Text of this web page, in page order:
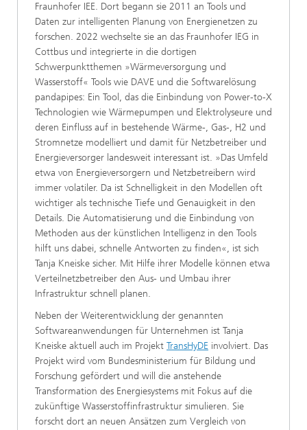
Fraunhofer IEE. Dort begann sie 2011 an Tools und
Daten zur intelligenten Planung von Energienetzen zu
forschen. 2022 wechselte sie an das Fraunhofer IEG in
Cottbus und integrierte in die dortigen
Schwerpunktthemen »Wärmeversorgung und
Wasserstoff« Tools wie DAVE und die Softwarelösung
pandapipes: Ein Tool, das die Einbindung von Power-to-X
Technologien wie Wärmepumpen und Elektrolyseure und
deren Einfluss auf in bestehende Wärme-, Gas-, H2 und
Stromnetze modelliert und damit für Netzbetreiber und
Energieversorger landesweit interessant ist. »Das Umfeld
etwa von Energieversorgern und Netzbetreibern wird
immer volatiler. Da ist Schnelligkeit in den Modellen oft
wichtiger als technische Tiefe und Genauigkeit in den
Details. Die Automatisierung und die Einbindung von
Methoden aus der künstlichen Intelligenz in den Tools
hilft uns dabei, schnelle Antworten zu finden«, ist sich
Tanja Kneiske sicher. Mit Hilfe ihrer Modelle können etwa
Verteilnetzbetreiber den Aus- und Umbau ihrer
Infrastruktur schnell planen.
Neben der Weiterentwicklung der genannten
Softwareanwendungen für Unternehmen ist Tanja
Kneiske aktuell auch im Projekt TransHyDE involviert. Das
Projekt wird vom Bundesministerium für Bildung und
Forschung gefördert und will die anstehende
Transformation des Energiesystems mit Fokus auf die
zukünftige Wasserstoffinfrastruktur simulieren. Sie
forscht dort an neuen Ansätzen zum Vergleich von